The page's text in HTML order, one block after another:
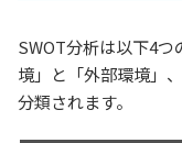
SWOT分析は以下4
境」と「外部環境」
分類されます。